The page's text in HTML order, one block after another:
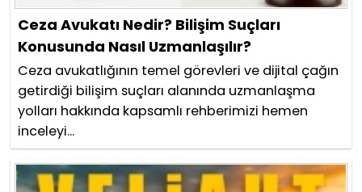
Ceza Avukatı Nedir? Bilişim Suçları
Konusunda Nasıl Uzmanlaşılır?
Ceza avukatlığının temel görevleri ve dijital çağın
getirdiği bilişim suçları alanında uzmanlaşma
yolları hakkında kapsamlı rehberimizi hemen
inceleyi...